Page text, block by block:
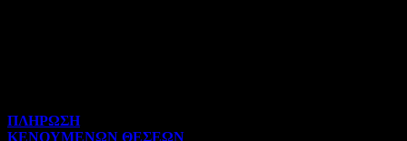
ΠΛΗΡΩΣΗ
ΚΕΝΟΥΜΕΝΩΝ ΘΕΣΕΩΝ